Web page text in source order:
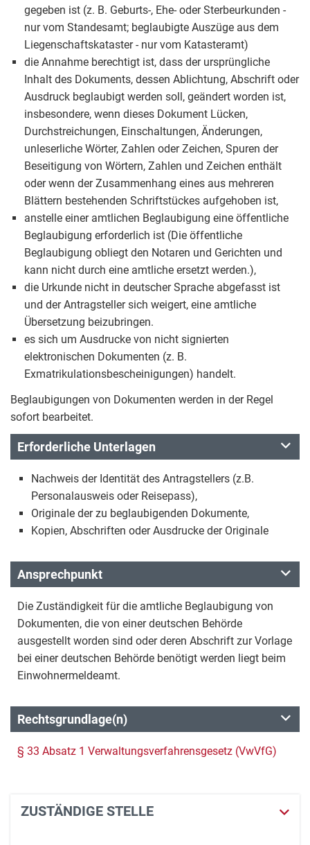
gegeben ist (z. B. Geburts-, Ehe- oder Sterbeurkunden -
nur vom Standesamt; beglaubigte Auszüge aus dem
Liegenschaftskataster - nur vom Katasteramt)
die Annahme berechtigt ist, dass der ursprüngliche
Inhalt des Dokuments, dessen Ablichtung, Abschrift oder
Ausdruck beglaubigt werden soll, geändert worden ist,
insbesondere, wenn dieses Dokument Lücken,
Durchstreichungen, Einschaltungen, Änderungen,
unleserliche Wörter, Zahlen oder Zeichen, Spuren der
Beseitigung von Wörtern, Zahlen und Zeichen enthält
oder wenn der Zusammenhang eines aus mehreren
Blättern bestehenden Schriftstückes aufgehoben ist,
anstelle einer amtlichen Beglaubigung eine öffentliche
Beglaubigung erforderlich ist (Die öffentliche
Beglaubigung obliegt den Notaren und Gerichten und
kann nicht durch eine amtliche ersetzt werden.),
die Urkunde nicht in deutscher Sprache abgefasst ist
und der Antragsteller sich weigert, eine amtliche
Übersetzung beizubringen.
es sich um Ausdrucke von nicht signierten
elektronischen Dokumenten (z. B.
Exmatrikulationsbescheinigungen) handelt.
Beglaubigungen von Dokumenten werden in der Regel
sofort bearbeitet.
Erforderliche Unterlagen
Nachweis der Identität des Antragstellers (z.B.
Personalausweis oder Reisepass),
Originale der zu beglaubigenden Dokumente,
Kopien, Abschriften oder Ausdrucke der Originale
Ansprechpunkt
Die Zuständigkeit für die amtliche Beglaubigung von
Dokumenten, die von einer deutschen Behörde
ausgestellt worden sind oder deren Abschrift zur Vorlage
bei einer deutschen Behörde benötigt werden liegt beim
Einwohnermeldeamt.
Rechtsgrundlage(n)
§ 33 Absatz 1 Verwaltungsverfahrensgesetz (VwVfG)
ZUSTÄNDIGE STELLE